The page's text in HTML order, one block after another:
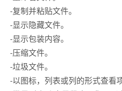
-复制并粘贴文件。
-显示隐藏文件。
-显示包装内容。
-压缩文件。
-垃圾文件。
-以图标，列表或列的形式查看